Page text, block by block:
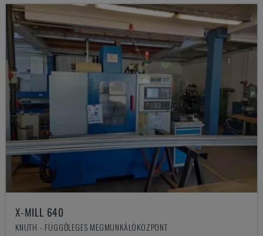
X-MILL 640
KNUTH - FÜGGŐLEGES MEGMUNKÁLÓKÖZPONT